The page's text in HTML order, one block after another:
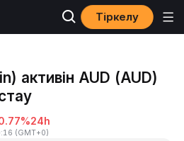
Тіркелу
активін AUD (AUD)
24h
(GMT+0)